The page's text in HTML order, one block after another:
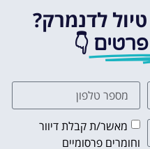
לדנמרק?
👇
מאשר/ת קבלת דיוור
וחומרים פרסומיים